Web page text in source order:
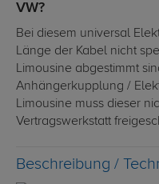
VW?
Bei diesem universal
Länge der Kabel nicht
Limousine abgestimmt
Anhängerkupplung /
Limousine muss dieser
Vertragswerkstatt